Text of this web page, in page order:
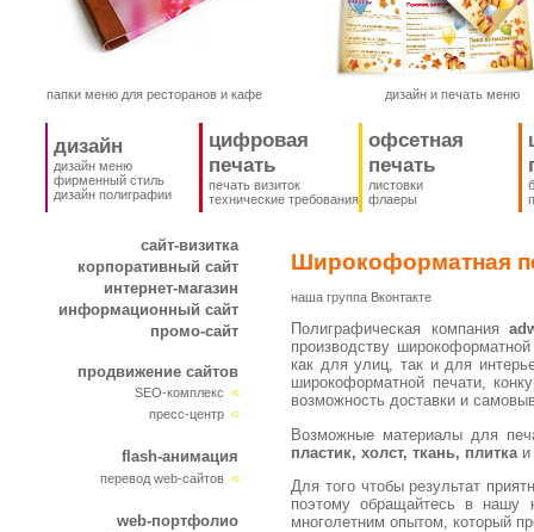
папки меню для ресторанов и кафе дизайн и печать меню
дизайн
дизайн меню
фирменный стиль
дизайн полиграфии
цифровая
печать
печать визиток
технические требования
офсетная
печать
листовки
флаеры
сайт-визитка
корпоративный сайт
интернет-магазин
информационный сайт
промо-сайт
продвижение сайтов
SEO-комплекс
пресс-центр
flash-анимация
перевод web-сайтов
web-портфолио
Широкоформатная
наша группа Вконтакте
Полиграфическая компания
производству
как для улиц, так и для
широкоформатной печати,
возможность доставки и
Возможные материалы для
пластик, холст, ткань, плитка
Для того чтобы результат
поэтому обращайтесь в нашу
многолетним опытом, который